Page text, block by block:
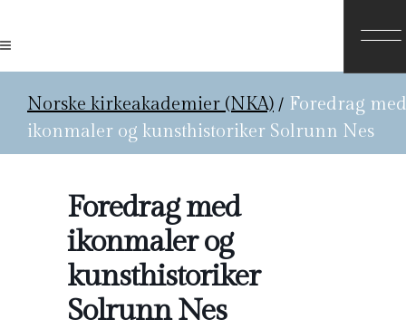
Norske kirkeakademier (NKA) / Foredrag med
ikonmaler og kunsthistoriker Solrunn Nes
Foredrag med
ikonmaler og
kunsthistoriker
Solrunn Nes